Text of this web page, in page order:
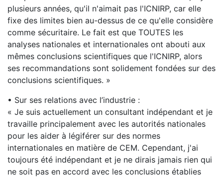
plusieurs années, qu'il n'aimait pas l'ICNIRP, car elle
fixe des limites bien au-dessus de ce qu'elle considère
comme sécuritaire. Le fait est que TOUTES les
analyses nationales et internationales ont abouti aux
mêmes conclusions scientifiques que l'ICNIRP, alors
ses recommandations sont solidement fondées sur des
conclusions scientifiques. »
• Sur ses relations avec l’industrie :
« Je suis actuellement un consultant indépendant et je
travaille principalement avec les autorités nationales
pour les aider à légiférer sur des normes
internationales en matière de CEM. Cependant, j'ai
toujours été indépendant et je ne dirais jamais rien qui
ne soit pas en accord avec les conclusions établies